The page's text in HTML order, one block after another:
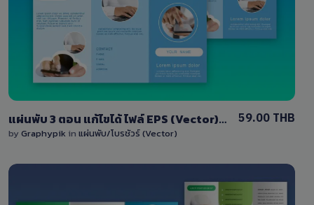
0 Sale
แผ่นพับ 3 ตอน แก้ไขได้ ไฟล์ EPS (Vector) ครบชุด หน้า-หลัง
by Graphypik in แผ่นพับ/โบรชัวร์ (Vector)
59.00 THB